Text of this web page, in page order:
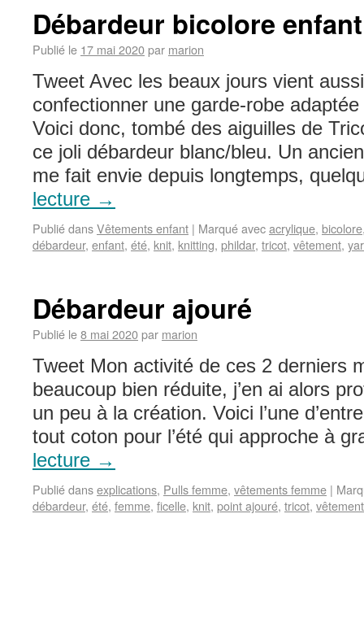
Débardeur bicolore enfant
Publié le 17 mai 2020par marion
Tweet Avec les beaux jours vient
confectionner une garde-robe
Voici donc, tombé des aiguilles de
ce joli débardeur blanc/bleu. Un
me fait envie depuis longtemps,
lecture →
Publié dansVêtements enfant | Marqué avecacrylique, bicolore
débardeur, enfant, été, knit, knitting, phildar, tricot, vêtement,
Débardeur ajouré
Publié le8 mai 2020par marion
Tweet Mon activité de ces 2 derniers
beaucoup bien réduite, j’en ai alors
un peu à la création. Voici l’une
tout coton pour l’été qui approche à
lecture →
Publié dansexplications, Pulls femme, vêtements femme |
débardeur, été, femme, ficelle, knit, point ajouré, tricot, vêtement